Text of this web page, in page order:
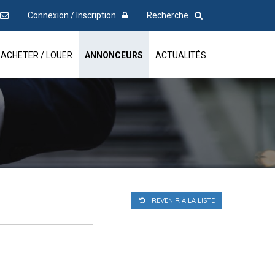
Connexion / Inscription Recherche
ACHETER / LOUER ANNONCEURS ACTUALITÉS
REVENIR À LA LISTE